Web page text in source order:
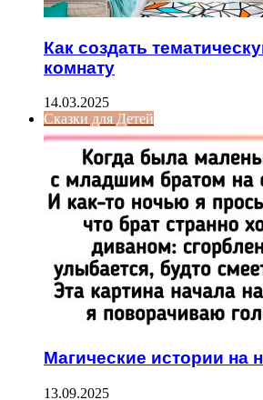
Как создать
комнату
14.03.2025
Сказки для Детей
Магические истории на
13.09.2025